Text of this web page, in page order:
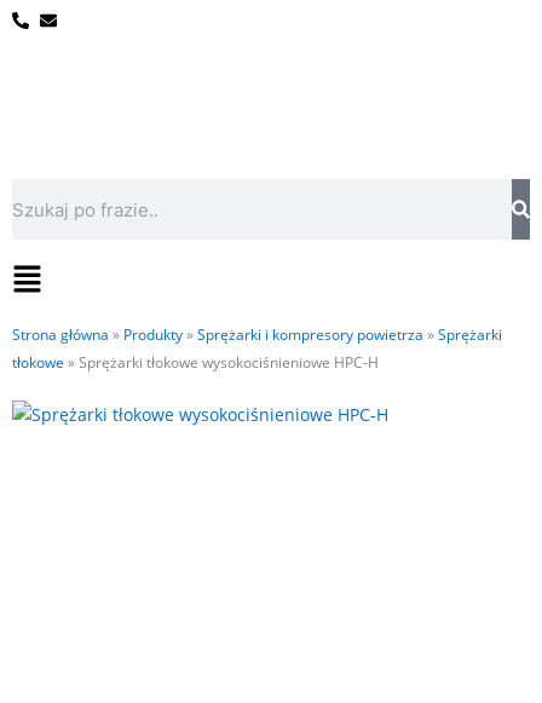
Przejdź
Flyout
Menu
Strona główna » Produkty»Sprężarki i kompresory powietrza »Sprężarki
tłokowe »Sprężarki tłokowe wysokociśnieniowe HPC-H